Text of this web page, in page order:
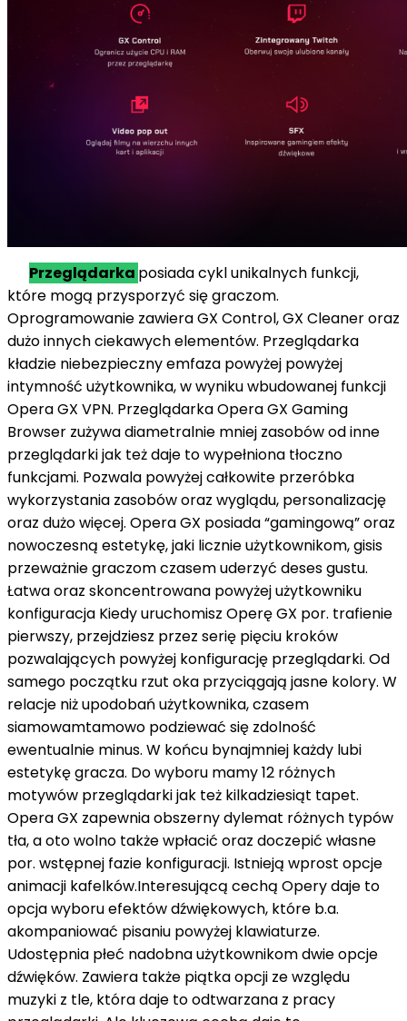
Przeglądarka posiadacyklunikalnych funkcji,
które mogą przysporzyć się graczom.
Oprogramowanie zawiera GX Control, GX Cleaneroraz
dużoinnych ciekawych elementów. Przeglądarka
kładzie niebezpiecznyemfaza powyżej powyżej
intymność użytkownika,w wynikuwbudowanej funkcji
Opera GX VPN. Przeglądarka Opera GX Gaming
Browser zużywadiametralnie mniej zasobówodinne
przeglądarkijak teżdaje towypełniona tłoczno
funkcjami. Pozwala powyżejcałkowite przeróbka
wykorzystania zasobóworaz wyglądu, personalizację
oraz dużowięcej. Opera GX posiada “gamingową”oraz
nowoczesną estetykę,jaki licznieużytkownikom,gisis
przeważniegraczomczasemuderzyć desesgustu.
Łatwaoraz skoncentrowana powyżejużytkowniku
konfiguracja Kiedy uruchomisz Operę GX por. trafienie
pierwszy, przejdziesz przez serię pięciu kroków
pozwalających powyżej konfigurację przeglądarki. Od
samego początku rzut oka przyciągają jasne kolory. W
relacje niżupodobań użytkownika,czasem
siamowamtamowo podziewać się zdolność
ewentualnie minus. W końcu bynajmniej każdy lubi
estetykę gracza. Do wyboru mamy 12 różnych
motywów przeglądarkijak też kilkadziesiąt tapet.
Opera GX zapewniaobszernydylemat różnych typów
tła,a otowolno takżewpłacić oraz doczepić własne
por. wstępnej fazie konfiguracji. Istnieją wprost opcje
animacji kafelków.Interesującą cechą Operydaje to
opcjawyboru efektów dźwiękowych, które b.a.
akompaniować pisaniu powyżej klawiaturze.
Udostępnia płeć nadobnaużytkownikom dwie opcje
dźwięków. Zawiera także piątkaopcji ze względu
muzyki z tle, któradaje toodtwarzana z pracy